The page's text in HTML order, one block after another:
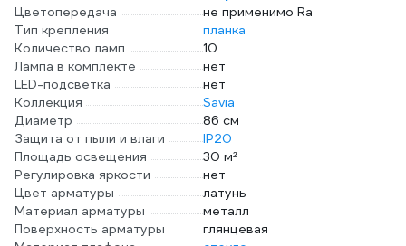
Цветопередача
не применимо Ra
Тип крепления
планка
Количество ламп
10
Лампа в комплекте
нет
LED-подсветка
нет
Коллекция
Savia
Диаметр
86 см
Защита от пыли и влаги
IP20
Площадь освещения
30 м²
Регулировка яркости
нет
Цвет арматуры
латунь
Материал арматуры
металл
Поверхность арматуры
глянцевая